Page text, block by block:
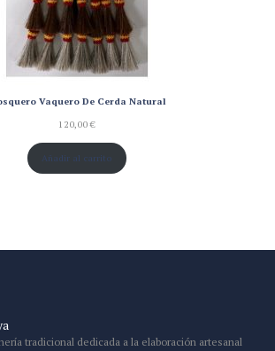
Vaquero De Cerda Natural
120,00€
Añadir al carrito
tradicional dedicada a la elaboración artesanal